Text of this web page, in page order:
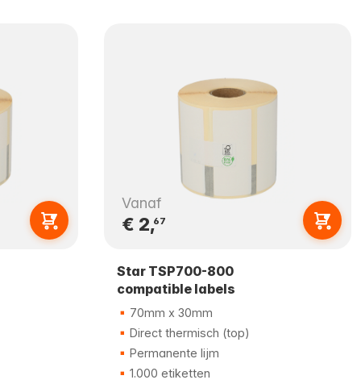
Vanaf
€ 2,67
Star TSP700-800
compatible labels
70mm x 30mm
Direct thermisch (top)
Permanente lijm
1.000 etiketten